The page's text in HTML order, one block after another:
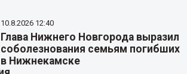
10.8.2026 12:40
Глава Нижнего Новгорода выразил
соболезнования семьям погибших
в Нижнекамске